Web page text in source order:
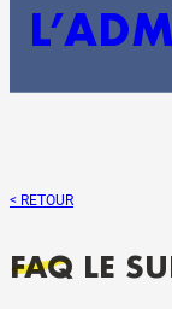
< RETOUR
FAQ LE